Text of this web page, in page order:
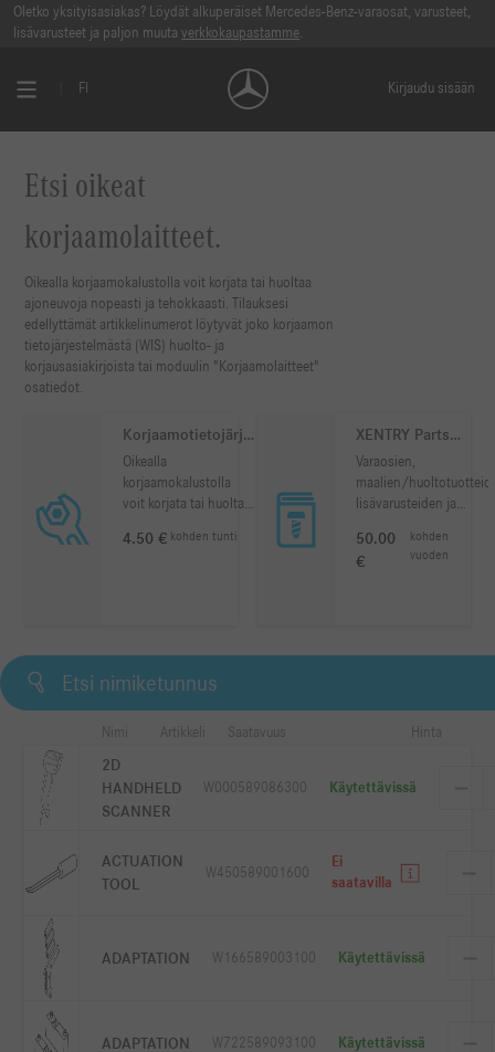
Oletko yksityisasiakas? Löydät alkuperäiset Mercedes-Benz-varaosat, varusteet,
lisävarusteet ja paljon muutaverkkokaupastamme.
FI Kirjaudu sisään
Etsi oikeat
korjaamolaitteet.
Oikealla korjaamokalustolla voit korjata tai huoltaa
ajoneuvoja nopeasti ja tehokkaasti. Tilauksesi
edellyttämät artikkelinumerot löytyvät joko korjaamon
tietojärjestelmästä (WIS) huolto- ja
korjausasiakirjoista tai moduulin "Korjaamolaitteet"
osatiedot.
Korjaamotietojärjestelmä
(XENTRY WIS)
Oikealla
korjaamokalustolla
voit korjata tai huoltaa
tehokkaasti. Tilauksesi
korjausasiakirjoista tai
moduulin
"Korjaamolaitteet"
4.50 € kohden tunti
XENTRY Parts
Information
Varaosien,
maalien/
lisävarusteiden ja
osien
määritysjärjestelmä.
50.00
€
kohden
vuoden
Nimi Artikkeli Saatavuus Hinta
2D
HANDHELD
SCANNER
W000589086300 Käytettävissä
ACTUATION
TOOL
W450589001600
Ei
saatavilla
ADAPTATION W166589003100 Käytettävissä
ADAPTATION W722589093100 Käytettävissä